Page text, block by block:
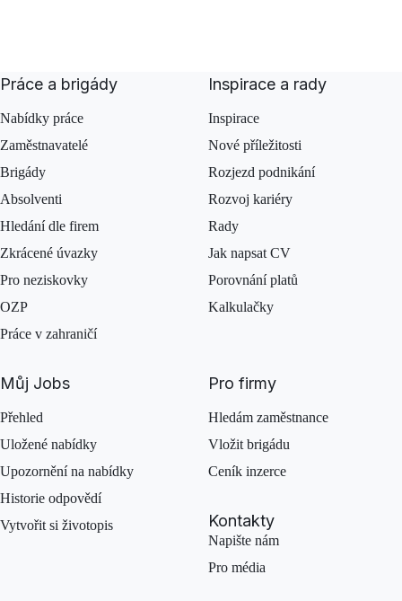
Práce a brigády
Nabídky práce
Zaměstnavatelé
Brigády
Absolventi
Hledání dle firem
Zkrácené úvazky
Pro neziskovky
OZP
Práce v zahraničí
Inspirace a rady
Inspirace
Nové příležitosti
Rozjezd podnikání
Rozvoj kariéry
Rady
Jak napsat CV
Porovnání platů
Kalkulačky
Můj Jobs
Přehled
Uložené nabídky
Upozornění na nabídky
Historie odpovědí
Vytvořit si životopis
Pro firmy
Hledám zaměstnance
Vložit brigádu
Ceník inzerce
Kontakty
Napište nám
Pro média